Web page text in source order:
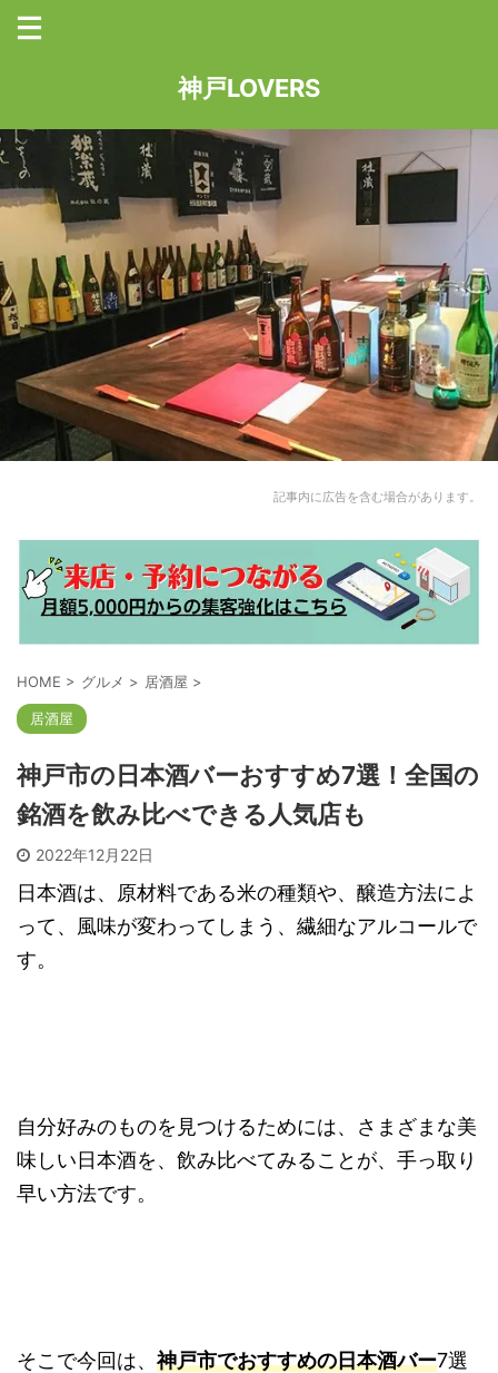
神戸LOVERS
記事内に広告を含む場合があります。
HOME > グルメ > 居酒屋 >
居酒屋
神戸市の日本酒バーおすすめ7選！全国の
銘酒を飲み比べできる人気店も
2022年12月22日
日本酒は、原材料である米の種類や、醸造方法によ
って、風味が変わってしまう、繊細なアルコールで
す。
自分好みのものを見つけるためには、さまざまな美
味しい日本酒を、飲み比べてみることが、手っ取り
早い方法です。
そこで今回は、 神戸市でおすすめの日本酒バー7選